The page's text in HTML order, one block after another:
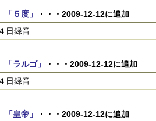
５度」
・・・2009-12-12に追加
日録音
ラルゴ」
・・・2009-12-12に追加
日録音
皇帝」
・・・2009-12-12に追加